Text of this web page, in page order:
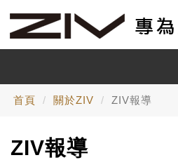
首頁 關於ZIV ZIV報導
ZIV報導